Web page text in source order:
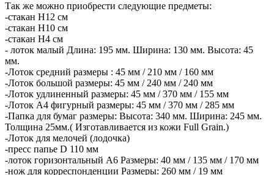
Так же можно приобрести следующие предметы:
-стакан Н12 см
-стакан Н10 см
-стакан Н4 см
- лоток малый Длина: 195 мм. Ширина: 130 мм. Высота: 45
мм.
-Лоток средний размеры : 45 мм / 210 мм / 160 мм
-Лоток большой размеры: 45 мм / 240 мм / 240 мм
-Лоток удлиненный размеры: 45 мм / 370 мм / 155 мм
-Лоток А4 фигурный размеры: 45 мм / 370 мм / 285 мм
-Папка для бумаг размеры: Высота: 340 мм. Ширина: 245 мм.
Толщина 25мм.( Изготавливается из кожи Full Grain.)
-Лоток для мелочей (лодочка)
-пресс папье D 110 мм
-лоток горизонтальный А6 Размеры: 40 мм / 135 мм / 170 мм
-нож для корреспонденции Размеры: 260 мм / 19 мм